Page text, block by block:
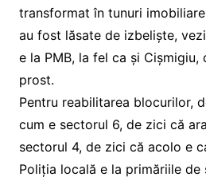
transformat în tunuri
au fost lăsate de izbeliște,
e la PMB, la fel ca și Cișmigiu,
prost.
Pentru reabilitarea blocurilor,
cum e sectorul 6, de zici că
sectorul 4, de zici că acolo e
Poliția locală e la primăriile de